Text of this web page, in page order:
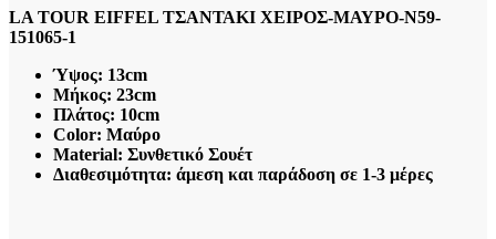
LA TOUR EIFFEL ΤΣΑΝΤΑΚΙ ΧΕΙΡΟΣ-ΜΑΥΡΟ-Ν59-
151065-1
Ύψος: 13cm
Μήκος: 23cm
Πλάτος: 10cm
Color: Μαύρο
Material: Συνθετικό Σουέτ
Διαθεσιμότητα: άμεση και παράδοση σε 1-3 μέρες